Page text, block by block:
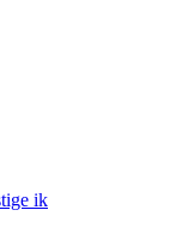
ik